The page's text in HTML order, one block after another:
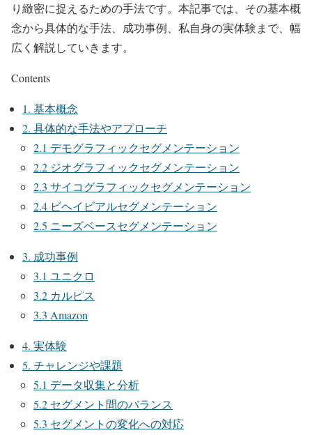
り緻密に捉えるための手法です。本記事では、その基本概
念から具体的な手法、成功事例、私自身の実体験まで、幅
広く解説していきます。
Contents
1. 基本概念
2. 具体的な手法やアプローチ
2.1 デモグラフィックセグメンテーション
2.2 ジオグラフィックセグメンテーション
2.3 サイコグラフィックセグメンテーション
2.4 ビヘイビアルセグメンテーション
2.5 ニーズベースセグメンテーション
3. 成功事例
3.1 ユニクロ
3.2 カルピス
3.3 Amazon
4. 実体験
5. チャレンジや課題
5.1 データ収集と分析
5.2 セグメント間のバランス
5.3 セグメントの変化への対応